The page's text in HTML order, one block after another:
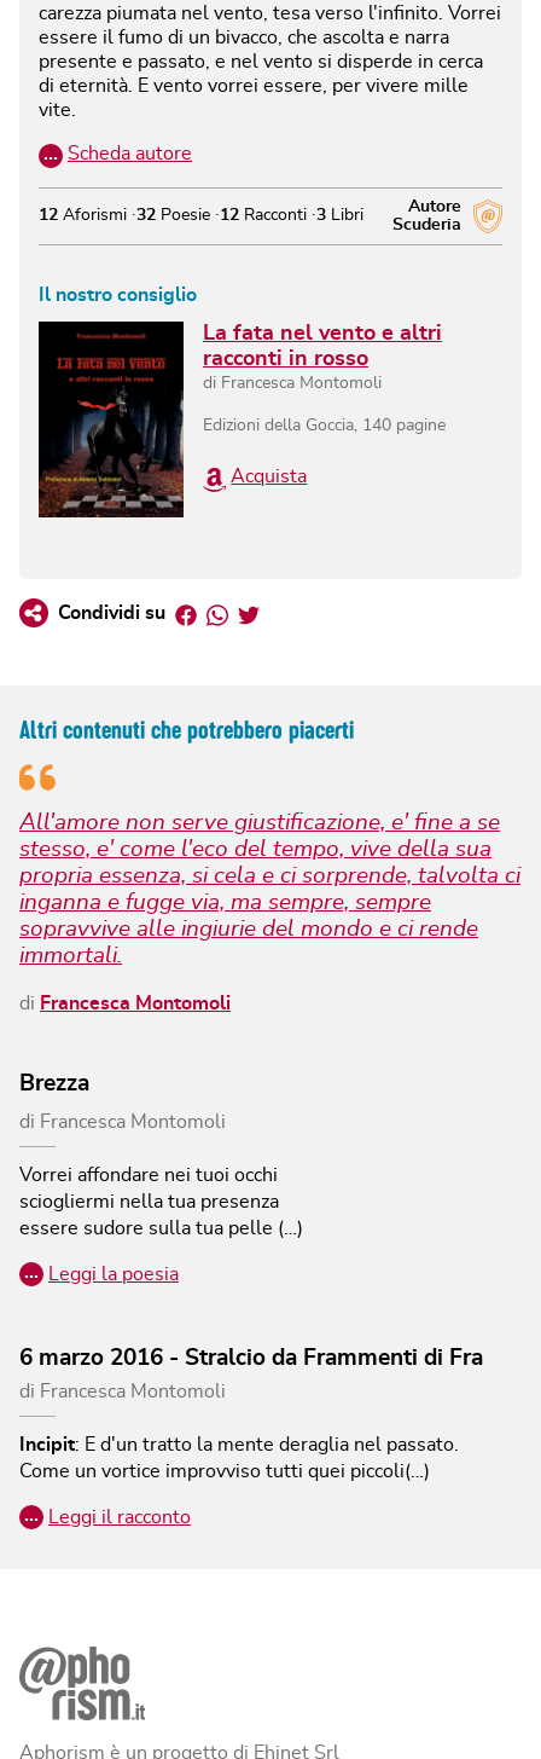
carezza piumata nel vento, tesa verso l'infinito. Vorrei
essere il fumo di un bivacco, che ascolta e narra
presente e passato, e nel vento si disperde in cerca
di eternità. E vento vorrei essere, per vivere mille
vite.
… Scheda autore
Autore
Scuderia
12 Aforismi 32 Poesie 12 Racconti 3 Libri
Il nostro consiglio
La fata nel vento e altri
racconti in rosso
di Francesca Montomoli
Edizioni della Goccia 140 pagine
Acquista
Condividi su Facebook
Whatsapp
Twitter
Altri contenuti che potrebbero piacerti
All'amore non serve giustificazione, e' fine a se
stesso, e' come l'eco del tempo, vive della sua
propria essenza, si cela e ci sorprende, talvolta ci
inganna e fugge via, ma sempre, sempre
sopravvive alle ingiurie del mondo e ci rende
immortali.
di Francesca Montomoli
Brezza
di Francesca Montomoli
Vorrei affondare nei tuoi occhi
sciogliermi nella tua presenza
essere sudore sulla tua pelle (…)
… Leggi la poesia
6 marzo 2016 - Stralcio da Frammenti di Fra
di Francesca Montomoli
Incipit: E d'un tratto la mente deraglia nel passato.
Come un vortice improvviso tutti quei piccoli(…)
… Leggi il racconto
Aphorism è un progetto di Ehinet Srl